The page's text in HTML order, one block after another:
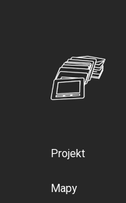
Projekt
Mapy